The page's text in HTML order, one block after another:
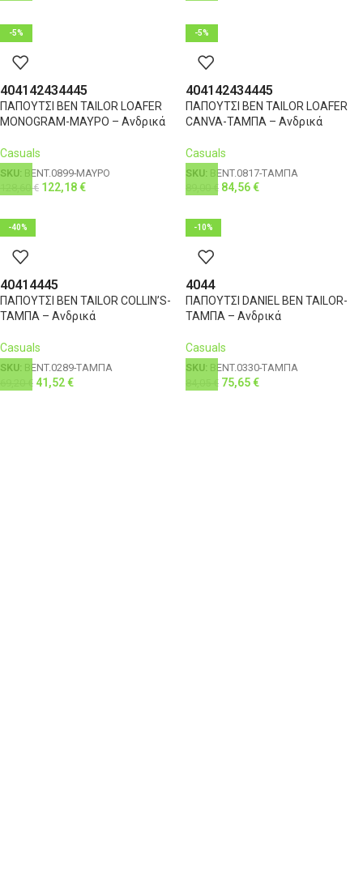
-5%
4041 42434445
ΠΑΠΟΥΤΣΙ BEN TAILOR LOAFER
MONOGRAM-ΜΑΥΡΟ – Ανδρικά
Casuals
SKU: BENT.0899-ΜΑΥΡΟ
128,60€ 122,18€
-5%
4041 42434445
ΠΑΠΟΥΤΣΙ BEN TAILOR LOAFER
CANVA-ΤΑΜΠΑ – Ανδρικά
Casuals
SKU: BENT.0817-ΤΑΜΠΑ
€ 84,56€
-40%
4041 4445
ΠΑΠΟΥΤΣΙ BEN TAILOR COLLIN’S-
ΤΑΜΠΑ – Ανδρικά
Casuals
SKU: BENT.0289-ΤΑΜΠΑ
€ 41,52€
-10%
4044
ΠΑΠΟΥΤΣΙ DANIEL BEN TAILOR-
ΤΑΜΠΑ – Ανδρικά
Casuals
SKU: BENT.0330-ΤΑΜΠΑ
€ 75,65€